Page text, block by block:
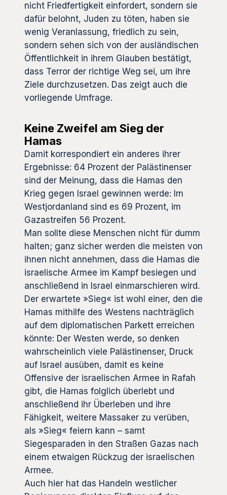
nicht Friedfertigkeit einfordert, sondern sie
dafür belohnt, Juden zu töten, haben sie
wenig Veranlassung, friedlich zu sein,
sondern sehen sich von der ausländischen
Öffentlichkeit in ihrem Glauben bestätigt,
dass Terror der richtige Weg sei, um ihre
Ziele durchzusetzen. Das zeigt auch die
vorliegende Umfrage.
Keine Zweifel am Sieg der
Hamas
Damit korrespondiert ein anderes ihrer
Ergebnisse: 64 Prozent der Palästinenser
sind der Meinung, dass die Hamas den
Krieg gegen Israel gewinnen werde: Im
Westjordanland sind es 69 Prozent, im
Gazastreifen 56 Prozent.
Man sollte diese Menschen nicht für dumm
halten; ganz sicher werden die meisten von
ihnen nicht annehmen, dass die Hamas die
israelische Armee im Kampf besiegen und
anschließend in Israel einmarschieren wird.
Der erwartete »Sieg« ist wohl einer, den die
Hamas mithilfe des Westens nachträglich
auf dem diplomatischen Parkett erreichen
könnte: Der Westen werde, so denken
wahrscheinlich viele Palästinenser, Druck
auf Israel ausüben, damit es keine
Offensive der israelischen Armee in Rafah
gibt, die Hamas folglich überlebt und
anschließend ihr Überleben und ihre
Fähigkeit, weitere Massaker zu verüben,
als »Sieg« feiern kann – samt
Siegesparaden in den Straßen Gazas nach
einem etwaigen Rückzug der israelischen
Armee.
Auch hier hat das Handeln westlicher